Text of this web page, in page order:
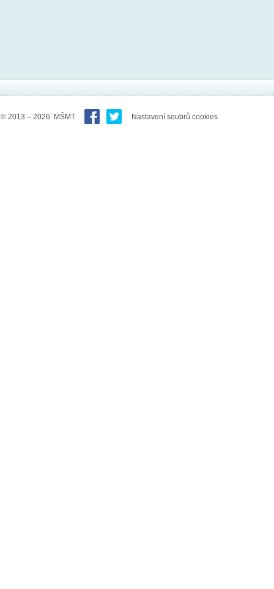
© 2013 – 2026 MŠMT Nastavení soubrů cookies